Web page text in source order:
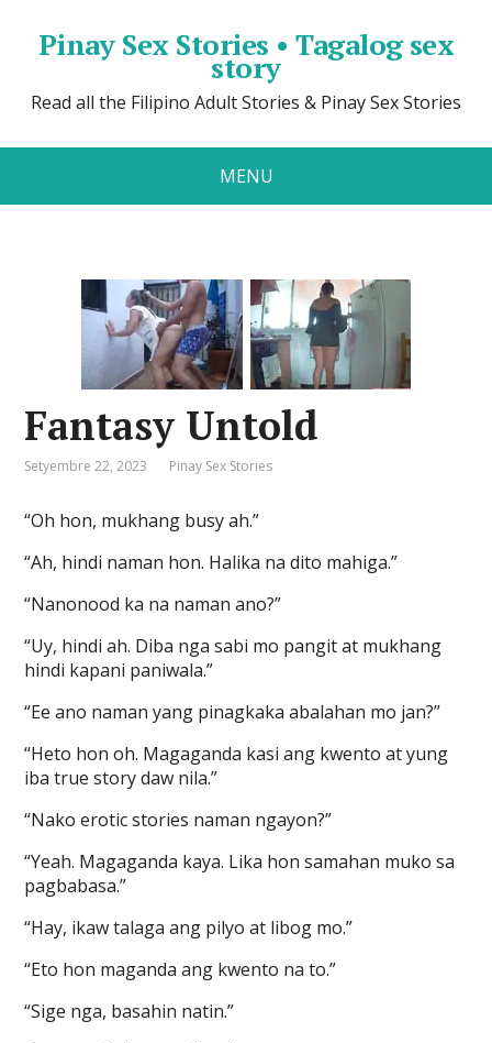
Pinay Sex Stories • Tagalog sex
story
Read all the Filipino Adult Stories & Pinay Sex Stories
MENU
Fantasy Untold
Setyembre 22, 2023 Pinay Sex Stories
“Oh hon, mukhang busy ah.”
“Ah, hindi naman hon. Halika na dito mahiga.”
“Nanonood ka na naman ano?”
“Uy, hindi ah. Diba nga sabi mo pangit at mukhang
hindi kapani paniwala.”
“Ee ano naman yang pinagkaka abalahan mo jan?”
“Heto hon oh. Magaganda kasi ang kwento at yung
iba true story daw nila.”
“Nako erotic stories naman ngayon?”
“Yeah. Magaganda kaya. Lika hon samahan muko sa
pagbabasa.”
“Hay, ikaw talaga ang pilyo at libog mo.”
“Eto hon maganda ang kwento na to.”
“Sige nga, basahin natin.”